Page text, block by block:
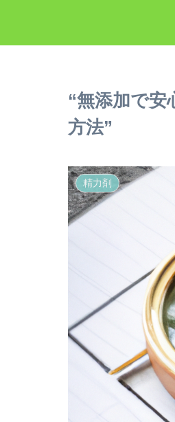
“無添加で安
方法”
精力剤